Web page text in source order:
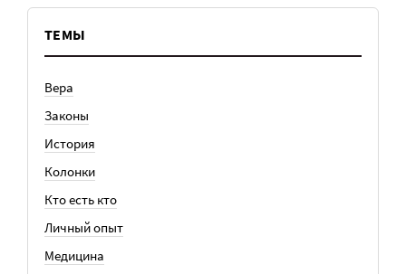
ТЕМЫ
Вера
Законы
История
Колонки
Кто есть кто
Личный опыт
Медицина